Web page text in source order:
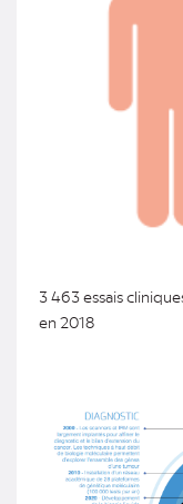
3 463 essais
en 2018